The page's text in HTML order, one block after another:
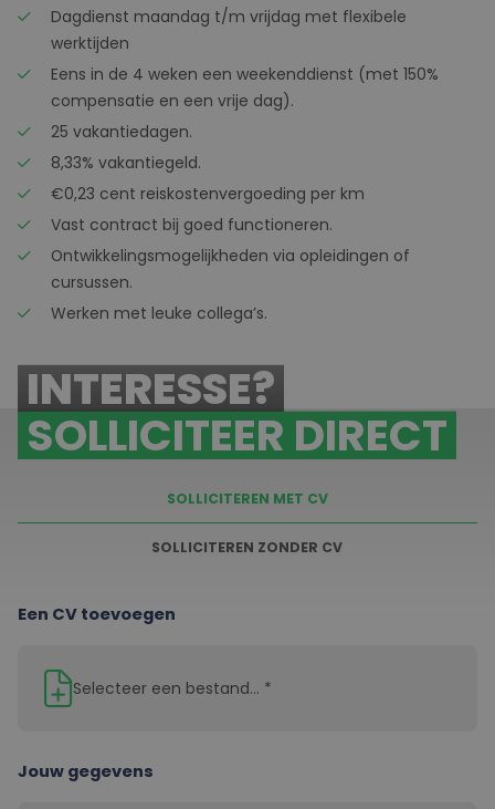
Dagdienst maandag t/m vrijdag met flexibele
werktijden
Eens in de 4 weken een weekenddienst (met 150%
compensatie en een vrije dag).
25 vakantiedagen.
8,33% vakantiegeld.
€0,23 cent reiskostenvergoeding per km
Vast contract bij goed functioneren.
Ontwikkelingsmogelijkheden via opleidingen of
cursussen.
Werken met leuke collega’s.
INTERESSE?
SOLLICITEER DIRECT
SOLLICITEREN MET CV
SOLLICITEREN ZONDER CV
Een CV toevoegen
Selecteer een bestand... *
Jouw gegevens